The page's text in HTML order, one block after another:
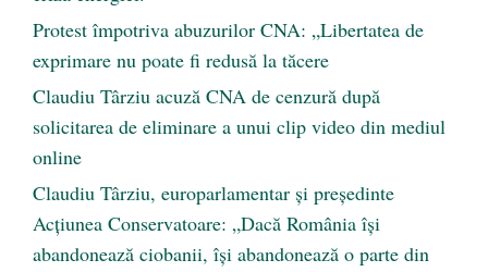
Protest împotriva abuzurilor CNA: „Libertatea de
exprimare nu poate fi redusă la tăcere
Claudiu Târziu acuză CNA de cenzură după
solicitarea de eliminare a unui clip video din mediul
online
Claudiu Târziu, europarlamentar și președinte
Acțiunea Conservatoare: „Dacă România își
abandonează ciobanii, își abandonează o parte din